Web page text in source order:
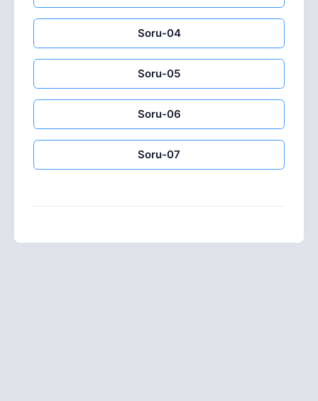
Soru-04
Soru-05
Soru-06
Soru-07